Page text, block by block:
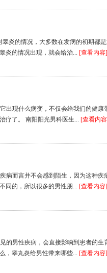
炎的情况，大多数在发病的初期都
炎的情况出现，就会给治... [查看内容]
出现什么病变，不仅会给我们的健
疗了。 南阳阳光男科医生... [查看内
病而言并不会感到陌生，因为这种
同的，所以很多的男性朋... [查看内容]
的男性疾病，会直接影响到患者的
，睾丸炎给男性带来哪些... [查看内容]